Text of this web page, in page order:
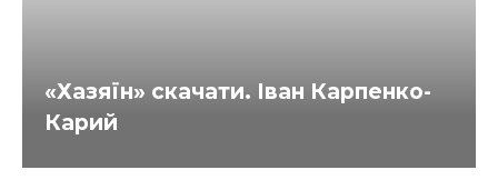
«Хазяїн» скачати. Іван Карпенко-
Карий